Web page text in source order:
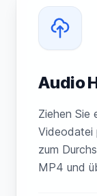
Audio
Ziehen Sie
Videodatei
zum
MP4 und